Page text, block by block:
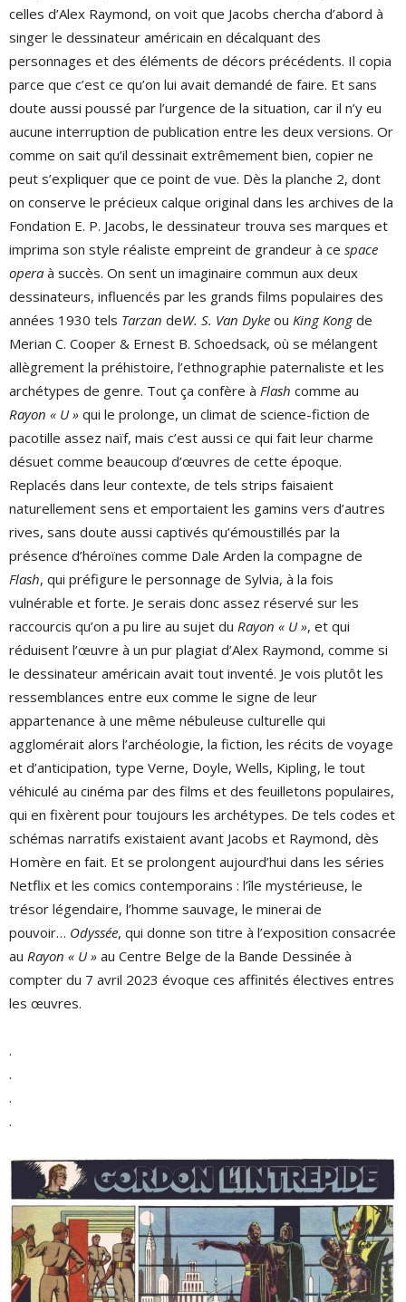
celles d’Alex Raymond, on voit que Jacobs chercha d’abord à
singer le dessinateur américain en décalquant des
personnages et des éléments de décors précédents. Il copia
parce que c’est ce qu’on lui avait demandé de faire. Et sans
doute aussi poussé par l’urgence de la situation, car il n’y eu
aucune interruption de publication entre les deux versions. Or
comme on sait qu’il dessinait extrêmement bien, copier ne
peut s’expliquer que ce point de vue. Dès la planche 2, dont
on conserve le précieux calque original dans les archives de la
Fondation E. P. Jacobs, le dessinateur trouva ses marques et
imprima son style réaliste empreint de grandeur à ce space
opera à succès. On sent un imaginaire commun aux deux
dessinateurs, influencés par les grands films populaires des
années 1930 tels Tarzan deW. S. Van Dyke ou King Kongde
Merian C. Cooper & Ernest B. Schoedsack, où se mélangent
allègrement la préhistoire, l’ethnographie paternaliste et les
archétypes de genre. Tout ça confère à Flash comme au
Rayon « U » qui le prolonge, un climat de science-fiction de
pacotille assez naïf, mais c’est aussi ce qui fait leur charme
désuet comme beaucoup d’œuvres de cette époque.
Replacés dans leur contexte, de tels strips faisaient
naturellement sens et emportaient les gamins vers d’autres
rives, sans doute aussi captivés qu’émoustillés par la
présence d’héroïnes comme Dale Arden la compagne de
Flash, qui préfigure le personnage de Sylvia, à la fois
vulnérable et forte. Je serais donc assez réservé sur les
raccourcis qu’on a pu lire au sujet du Rayon « U », et qui
réduisent l’œuvre à un pur plagiat d’Alex Raymond, comme si
le dessinateur américain avait tout inventé. Je vois plutôt les
ressemblances entre eux comme le signe de leur
appartenance à une même nébuleuse culturelle qui
agglomérait alors l’archéologie, la fiction, les récits de voyage
et d’anticipation, type Verne, Doyle, Wells, Kipling, le tout
véhiculé au cinéma par des films et des feuilletons populaires,
qui en fixèrent pour toujours les archétypes. De tels codes et
schémas narratifs existaient avant Jacobs et Raymond, dès
Homère en fait. Et se prolongent aujourd’hui dans les séries
Netflix et les comics contemporains : l’île mystérieuse, le
trésor légendaire, l’homme sauvage, le minerai de
pouvoir… Odyssée, qui donne son titre à l’exposition consacrée
au Rayon « U » au Centre Belge de la Bande Dessinée à
compter du 7 avril 2023 évoque ces affinités électives entres
les œuvres.
.
.
.
.